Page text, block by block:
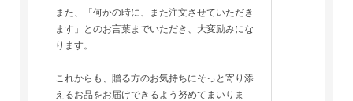
また、「何かの時に、また注文させていただき
ます」とのお言葉までいただき、大変励みにな
ります。
これからも、贈る方のお気持ちにそっと寄り添
えるお品をお届けできるよう努めてまいりま